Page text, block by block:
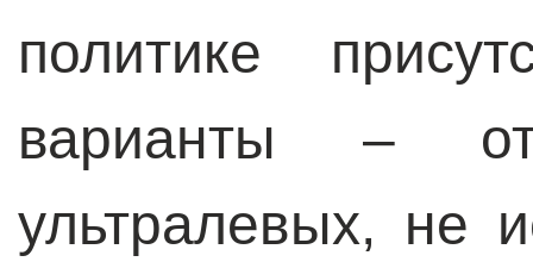
политике
варианты –
ультралевых, не